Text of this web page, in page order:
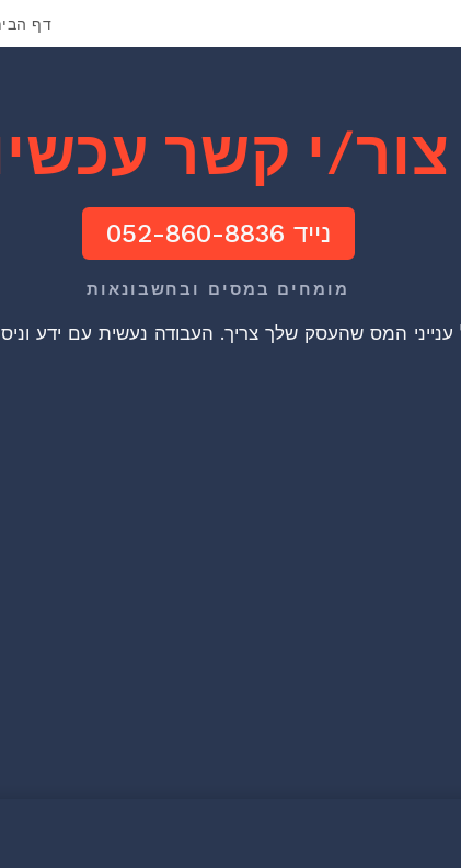
דף
צור/י קשר
נייד 052-860-8836
מומחים במסים ובחשבונאות
המס שהעסק שלך צריך. העבודה נעשית עם ידע